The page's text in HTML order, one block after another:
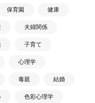
保育園 健康
夫婦関係
子育て
心理学
毒親 結婚
色彩心理学